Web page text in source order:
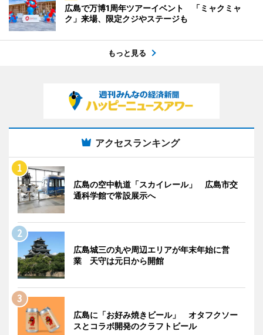
広島で万博1周年ツアーイベント 「ミャクミャ
ク」来場、限定クジやステージも
もっと見る
アクセスランキング
広島の空中軌道「スカイレール」 広島市交
通科学館で常設展示へ
広島城三の丸や周辺エリアが年末年始に営
業 天守は元日から開館
広島に「お好み焼きビール」 オタフクソー
スとコラボ開発のクラフトビール